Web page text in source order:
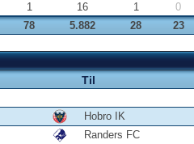
1 16 1 0
78
5.882 28 23
Til
Hobro IK
Randers FC